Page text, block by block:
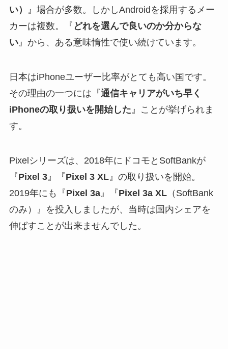
い）
』場合が多数。しかしAndroidを採用するメー
カーは複数。『 どれを選んで良いのか分からな
い』から、ある意味惰性で使い続けています。
日本はiPhoneユーザー比率がとても高い国です。
その理由の一つには『通信キャリアがいち早く
iPhoneの取り扱いを開始した』ことが挙げられま
す。
Pixelシリーズは、2018年にドコモとSoftBankが
『Pixel 3』『Pixel 3 XL』の取り扱いを開始。
2019年にも『Pixel 3a』『Pixel 3a XL（SoftBank
のみ）』を投入しましたが、当時は国内シェアを
伸ばすことが出来ませんでした。